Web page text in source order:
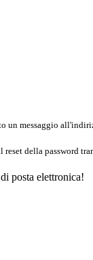
un messaggio
reset della password
posta elettronica!